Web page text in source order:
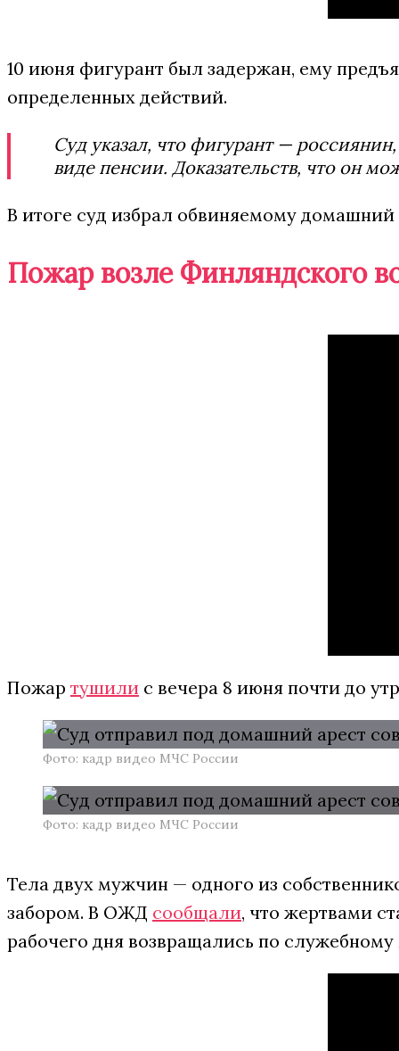
10 июня фигурант был задержан, ему
определенных действий.
Суд указал, что фигурант —
виде пенсии. Доказательств, что он
В итоге суд избрал обвиняемому домашний
Пожар возле Финляндского
Пожар тушили с вечера 8 июня почти до
Фото: кадр видео МЧС России
Фото: кадр видео МЧС России
Тела двух мужчин — одного из
забором. В ОЖД сообщали, что жертвами
рабочего дня возвращались по